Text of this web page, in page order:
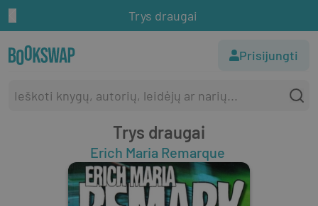
Trys draugai
Prisijungti
Trys draugai
Erich Maria Remarque